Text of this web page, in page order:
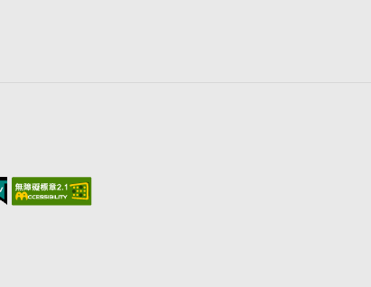
📍大坑九号夜市（台中市北屯区东山路一段383
号）